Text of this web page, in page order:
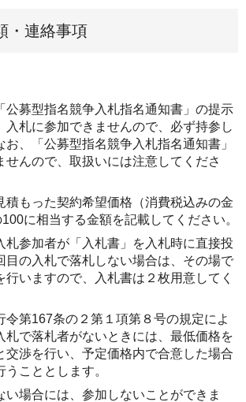
・連絡事項
公募型指名競争入札指名通知書」の提示
入札に参加できませんので、必ず持参し
お、「公募型指名競争入札指名通知書」
せんので、取扱いには注意してくださ
積もった契約希望価格（消費税込みの金
に相当する金額を記載してください。
札参加者が「入札書」を入札時に直接投
目の入札で落札しない場合は、その場で
行いますので、入札書は２枚用意してく
令第167条の２第１項第８号の規定によ
札で落札者がないときには、最低価格を
交渉を行い、予定価格内で合意した場合
こととします。
い場合には、参加しないことができま